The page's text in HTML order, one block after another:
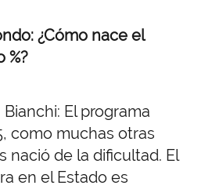
¿Cómo nace el
%?
El programa
como muchas otras
nació de la dificultad. El
en el Estado es